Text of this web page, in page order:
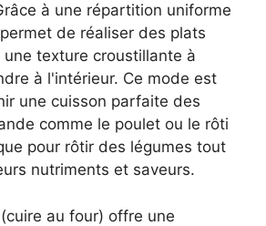
à une répartition uniforme
de réaliser des plats
une texture croustillante à
à l'intérieur. Ce mode est
une cuisson parfaite des
comme le poulet ou le rôti
pour rôtir des légumes tout
nutriments et saveurs.
(cuire au four) offre une